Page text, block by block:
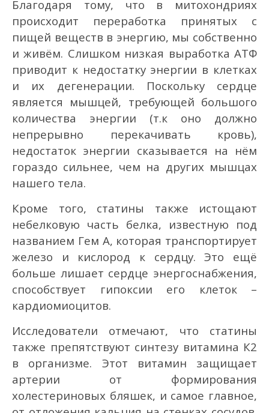
Благодаря тому, что в митохондриях
происходит переработка принятых с
пищей веществ в энергию, мы собственно
и живём. Слишком низкая выработка АТФ
приводит к недостатку энергии в клетках
и их дегенерации. Поскольку сердце
является мышцей, требующей большого
количества энергии (т.к оно должно
непрерывно перекачивать кровь),
недостаток энергии сказывается на нём
гораздо сильнее, чем на других мышцах
нашего тела.
Кроме того, статины также истощают
небелковую часть белка, известную под
названием Гем А, которая транспортирует
железо и кислород к сердцу. Это ещё
больше лишает сердце энергоснабжения,
способствует гипоксии его клеток –
кардиомиоцитов.
Исследователи отмечают, что статины
также препятствуют синтезу витамина К2
в организме. Этот витамин защищает
артерии от формирования
холестериновых бляшек, и самое главное,